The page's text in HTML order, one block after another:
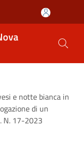
e notte bianca in
di un
N. 17-2023